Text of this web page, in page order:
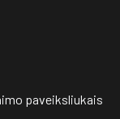
paveiksliukais